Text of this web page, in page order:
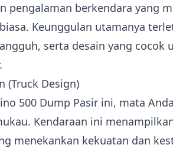
pengalaman berkendara yang
Keunggulan utamanya
serta desain yang cocok
(Truck Design)
500 Dump Pasir ini, mata
Kendaraan ini
menekankan kekuatan dan